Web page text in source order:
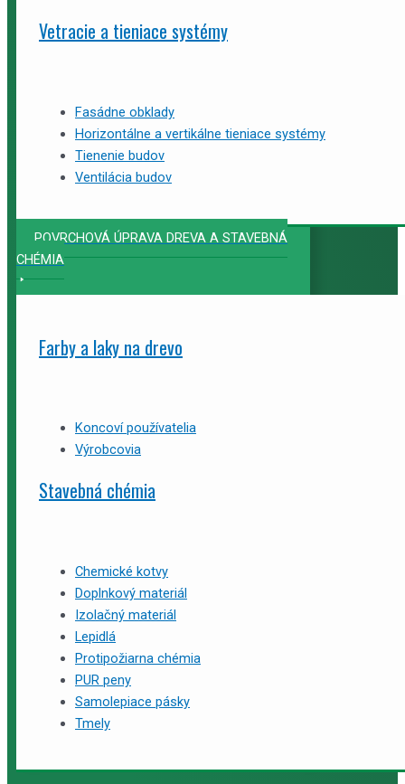
Vetracie a tieniace systémy
Fasádne obklady
Horizontálne a vertikálne tieniace systémy
Tienenie budov
Ventilácia budov
POVRCHOVÁ ÚPRAVA DREVA A STAVEBNÁ
CHÉMIA
Farby a laky na drevo
Koncoví používatelia
Výrobcovia
Stavebná chémia
Chemické kotvy
Doplnkový materiál
Izolačný materiál
Lepidlá
Protipožiarna chémia
PUR peny
Samolepiace pásky
Tmely